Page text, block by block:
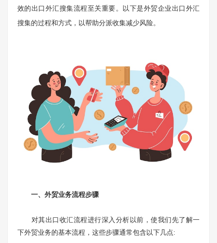
效的出口外汇搜集流程至关重要。以下是外贸企业出口外汇
搜集的过程和方式，以帮助分派收集减少风险。
一、外贸业务流程步骤
对其出口收汇流程进行深入分析以前，使我们先了解一
下外贸业务的基本流程，这些步骤通常包含以下几点: